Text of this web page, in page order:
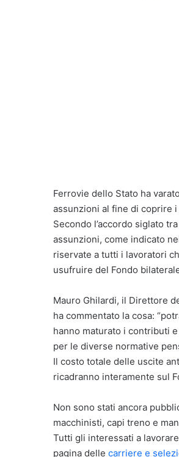
Ferrovie dello Stato ha
assunzioni al fine di coprire
Secondo l’accordo siglato
assunzioni, come indicato
riservate a tutti i lavoratori
usufruire del Fondo
Mauro Ghilardi, il Direttore
ha commentato la cosa:
hanno maturato i contributi
per le diverse normative
Il costo totale delle uscite
ricadranno interamente sul
Non sono stati ancora
macchinisti, capi treno e
Tutti gli interessati a
pagina delle carriere e